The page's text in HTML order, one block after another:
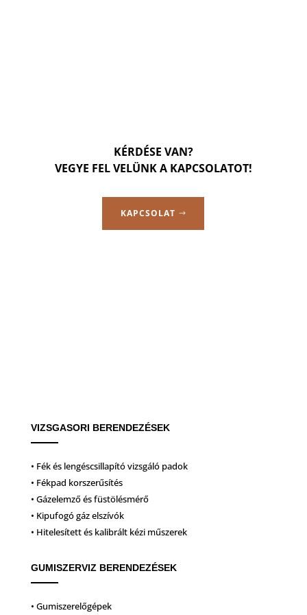
KÉRDÉSE VAN?
VEGYE FEL VELÜNK A KAPCSOLATOT!
KAPCSOLAT
VIZSGASORI BERENDEZÉSEK
• Fék és lengéscsillapító vizsgáló padok
• Fékpad korszerűsítés
• Gázelemző és füstölésmérő
• Kipufogó gáz elszívók
• Hitelesített és kalibrált kézi műszerek
GUMISZERVIZ BERENDEZÉSEK
• Gumiszerelőgépek